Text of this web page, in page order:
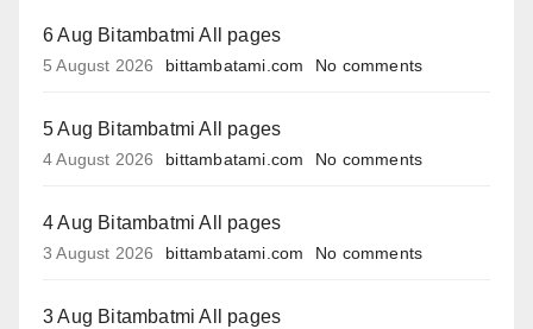
6 Aug Bitambatmi All pages
5 August 2026 bittambatami.com No comments
5 Aug Bitambatmi All pages
4 August 2026 bittambatami.com No comments
4 Aug Bitambatmi All pages
3 August 2026 bittambatami.com No comments
3 Aug Bitambatmi All pages